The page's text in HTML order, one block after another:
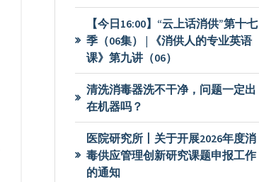
【今日16:00】“云上话消供”第十七
季（06集） | 《消供人的专业英语
课》第九讲（06）
清洗消毒器洗不干净，问题一定出
在机器吗？
医院研究所丨关于开展2026年度消
毒供应管理创新研究课题申报工作
的通知